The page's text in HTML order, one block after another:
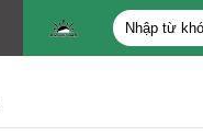
Tìm
kiếm: